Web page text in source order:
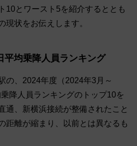
10とワースト5を紹介するととも
現状をお伝えします。
平均乗降人員ランキング
の、2024年度（2024年3月～
降人員ランキングのトップ10を
通、新横浜接続が整備されたこと
距離が縮まり、以前とは異なるも